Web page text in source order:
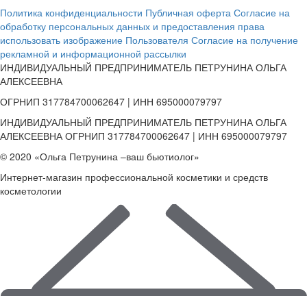
Политика конфиденциальности Публичная оферта Согласие на
обработку персональных данных и предоставления права
использовать изображение Пользователя Согласие на получение
рекламной и информационной рассылки
ИНДИВИДУАЛЬНЫЙ ПРЕДПРИНИМАТЕЛЬ ПЕТРУНИНА ОЛЬГА
АЛЕКСЕЕВНА
ОГРНИП 317784700062647 | ИНН 695000079797
ИНДИВИДУАЛЬНЫЙ ПРЕДПРИНИМАТЕЛЬ ПЕТРУНИНА ОЛЬГА
АЛЕКСЕЕВНА ОГРНИП 317784700062647 | ИНН 695000079797
© 2020 «Ольга Петрунина –ваш бьютиолог»
Интернет-магазин профессиональной косметики и средств
косметологии